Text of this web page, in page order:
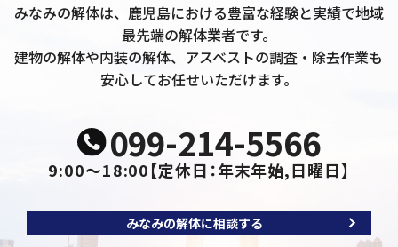
みなみの解体は、鹿児島における豊富な経験と実績で地域
最先端の解体業者です。
建物の解体や内装の解体、アスベストの調査・除去作業も
安心してお任せいただけます。
099-214-5566
9:00～18:00【定休日：年末年始,日曜日】
みなみの解体に相談する